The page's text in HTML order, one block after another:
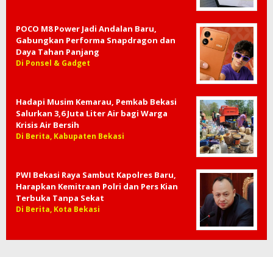
POCO M8 Power Jadi Andalan Baru,
Gabungkan Performa Snapdragon dan
Daya Tahan Panjang
Di Ponsel & Gadget
Hadapi Musim Kemarau, Pemkab Bekasi
Salurkan 3,6 Juta Liter Air bagi Warga
Krisis Air Bersih
Di Berita, Kabupaten Bekasi
PWI Bekasi Raya Sambut Kapolres Baru,
Harapkan Kemitraan Polri dan Pers Kian
Terbuka Tanpa Sekat
Di Berita, Kota Bekasi